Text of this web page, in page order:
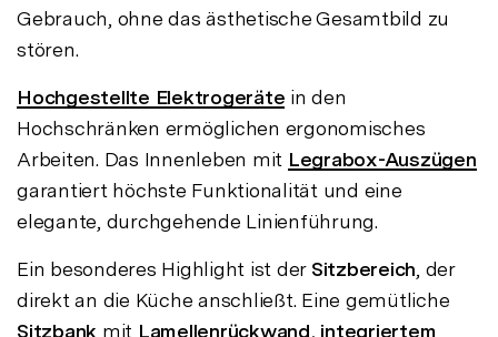
Gebrauch, ohne das ästhetische Gesamtbild zu
stören.
Hochgestellte Elektrogeräte in den
Hochschränken ermöglichen ergonomisches
Arbeiten. Das Innenleben mit Legrabox-Auszügen
garantiert höchste Funktionalität und eine
elegante, durchgehende Linienführung.
Ein besonderes Highlight ist der Sitzbereich, der
direkt an die Küche anschließt. Eine gemütliche
Sitzbank mit Lamellenrückwand, integriertem